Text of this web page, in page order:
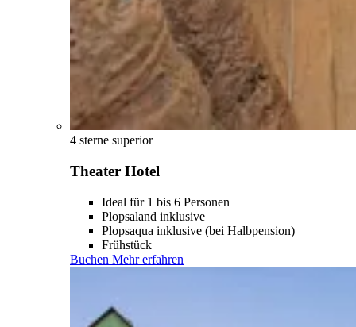
4 sterne superior
Theater Hotel
Ideal für 1 bis 6 Personen
Plopsaland inklusive
Plopsaqua inklusive (bei Halbpension)
Frühstück
Buchen Mehr erfahren